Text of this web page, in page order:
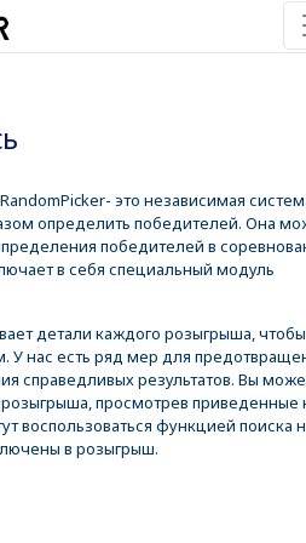
RandomPicker- это независимая
определить победителей. Она
победителей в
в себя специальный модуль
детали каждого розыгрыша, чтобы
У нас есть ряд мер для
справедливых результатов. Вы
розыгрыша, просмотрев приведенные
воспользоваться функцией поиска
в розыгрыш.